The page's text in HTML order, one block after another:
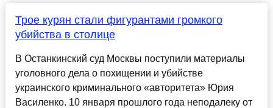
Трое курян стали фигурантами громкого
убийства в столице
В Останкинский суд Москвы поступили материалы
уголовного дела о похищении и убийстве
украинского криминального «авторитета» Юрия
Василенко. 10 января прошлого года неподалеку от